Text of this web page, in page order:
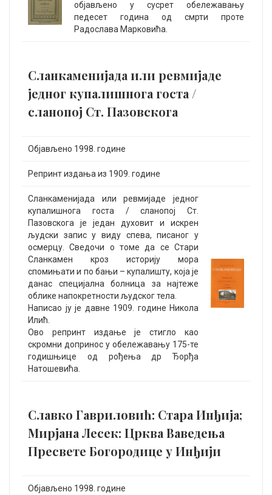
објављено у сусрет обележавању
педесет година од смрти проте
Радослава Марковића.
Сланкаменијада или ревмијаде
једног купалишнога госта /
сланопој Ст. Пазовскога
Објављено 1998. године
Репринт издања из 1909. године
Сланкаменијада или ревмијаде једног
купалишнога госта / сланопој Ст.
Пазовскога је један духовит и искрен
људски запис у виду спева, писаног у
осмерцу. Сведочи о томе да се Стари
Сланкамен кроз историју мора
спомињати и по бањи – купалишту, која је
данас специјална болница за најтеже
облике напокретности људског тела.
Написао ју је давне 1909. године Никола
Илић.
Ово репринт издање је стигло као
скромни допринос у обележавању 175-те
годишњице од рођења др Ђорђа
Натошевића.
Славко Гавриловић: Стара Инђија;
Мирјана Лесек: Црква Ваведења
Пресвете Богородице у Инђији
Објављено 1998. године